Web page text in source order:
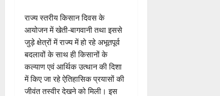
राज्य स्तरीय किसान दिवस के
आयोजन में खेती-बागवानी तथा इससे
जुड़े क्षेत्रों में राज्य में हो रहे अभूतपूर्व
बदलावों के साथ ही किसानों के
कल्याण एवं आर्थिक उत्थान की दिशा
में किए जा रहे ऐतिहासिक प्रयासों की
जीवंत तस्वीर देखने को मिली। इस